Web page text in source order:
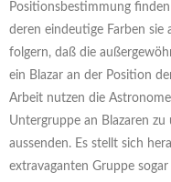
Positionsbestimmung
deren eindeutige Farben sie
folgern, daß die
ein Blazar an der Position
Arbeit nutzen die
Untergruppe an Blazaren
aussenden. Es stellt sich
extravaganten Gruppe